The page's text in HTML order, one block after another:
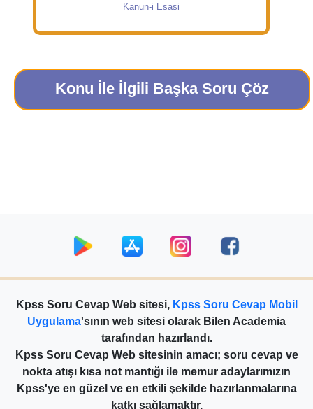
Kanun-i Esasi
Konu İle İlgili Başka Soru Çöz
Kpss Soru Cevap Web sitesi, Kpss Soru Cevap Mobil
Uygulama'sının web sitesi olarak Bilen Academia
tarafından hazırlandı.
Kpss Soru Cevap Web sitesinin amacı; soru cevap ve
nokta atışı kısa not mantığı ile memur adaylarımızın
Kpss'ye en güzel ve en etkili şekilde hazırlanmalarına
katkı sağlamaktır.